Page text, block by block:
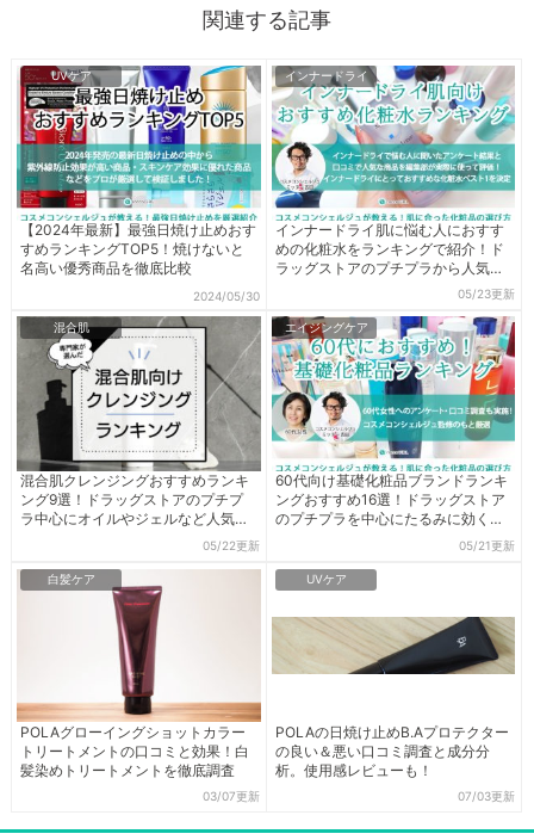
関連する記事
UVケア
2024/05/30
【2024年最新】最強日焼け止めおす
すめランキングTOP5！焼けないと
名高い優秀商品を徹底比較
インナードライ
05/23更新
インナードライ肌に悩む人におすす
めの化粧水をランキングで紹介！ド
ラッグストアのプチプラから人気有
混合肌
05/22更新
混合肌クレンジングおすすめランキ
ング9選！ドラッグストアのプチプ
ラ中心にオイルやジェルなど人気商
エイジングケア
05/21更新
60代向け基礎化粧品ブランドランキ
ングおすすめ16選！ドラッグストア
のプチプラを中心にたるみに効くと
白髪ケア
03/07更新
POLAグローイングショットカラー
トリートメントの口コミと効果！白
髪染めトリートメントを徹底調査
UVケア
07/03更新
POLAの日焼け止めB.Aプロテクター
の良い＆悪い口コミ調査と成分分
析。使用感レビューも！